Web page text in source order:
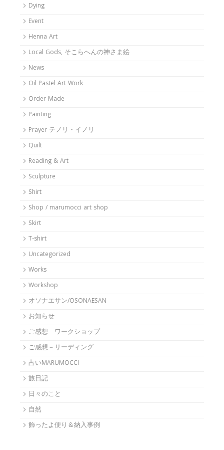
Dying
Event
Henna Art
Local Gods, そこらへんの神さま絵
News
Oil Pastel Art Work
Order Made
Painting
Prayer テノリ・イノリ
Quilt
Reading & Art
Sculpture
Shirt
Shop / marumocci art shop
Skirt
T-shirt
Uncategorized
Works
Workshop
オソナエサン/OSONAESAN
お知らせ
ご感想 ワークショップ
ご感想－リーディング
占いMARUMOCCI
旅日記
日々のこと
自然
飾ったよ便り＆納入事例